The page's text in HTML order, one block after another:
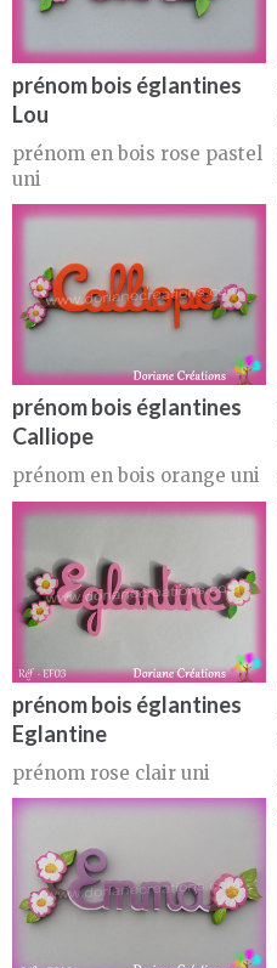
prénom bois églantines
Lou
prénom en bois rose pastel
uni
prénom bois églantines
Calliope
prénom en bois orange uni
prénom bois églantines
Eglantine
prénom rose clair uni